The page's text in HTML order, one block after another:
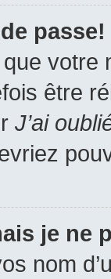
passe!
être
J’ai
je ne
nom